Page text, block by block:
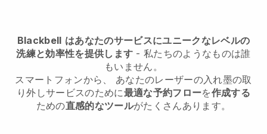
Blackbell はあなたのサービスにユニークなレベルの
洗練と効率性を提供します - 私たちのようなものは誰
もいません。
スマートフォンから、 あなたのレーザーの入れ墨の取
り外しサービスのために最適な予約フローを作成する
ための直感的なツールがたくさんあります。